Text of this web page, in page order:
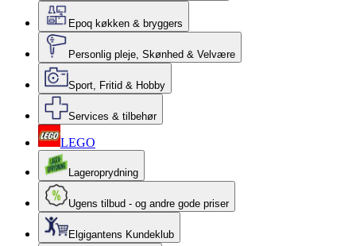
Epoq køkken & bryggers
Personlig pleje, Skønhed & Velvære
Sport, Fritid & Hobby
Services & tilbehør
LEGO
Lageroprydning
Ugens tilbud - og andre gode priser
Elgigantens Kundeklub